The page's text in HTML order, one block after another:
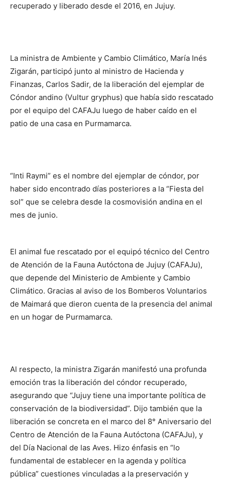
recuperado y liberado desde el 2016, en Jujuy.
La ministra de Ambiente y Cambio Climático, María Inés
Zigarán, participó junto al ministro de Hacienda y
Finanzas, Carlos Sadir, de la liberación del ejemplar de
Cóndor andino (Vultur gryphus) que había sido rescatado
por el equipo del CAFAJu luego de haber caído en el
patio de una casa en Purmamarca.
“Inti Raymi” es el nombre del ejemplar de cóndor, por
haber sido encontrado días posteriores a la “Fiesta del
sol” que se celebra desde la cosmovisión andina en el
mes de junio.
El animal fue rescatado por el equipó técnico del Centro
de Atención de la Fauna Autóctona de Jujuy (CAFAJu),
que depende del Ministerio de Ambiente y Cambio
Climático. Gracias al aviso de los Bomberos Voluntarios
de Maimará que dieron cuenta de la presencia del animal
en un hogar de Purmamarca.
Al respecto, la ministra Zigarán manifestó una profunda
emoción tras la liberación del cóndor recuperado,
asegurando que “Jujuy tiene una importante política de
conservación de la biodiversidad”. Dijo también que la
liberación se concreta en el marco del 8° Aniversario del
Centro de Atención de la Fauna Autóctona (CAFAJu), y
del Día Nacional de las Aves. Hizo énfasis en “lo
fundamental de establecer en la agenda y política
pública” cuestiones vinculadas a la preservación y